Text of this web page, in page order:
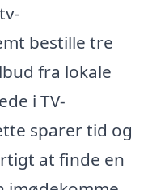
bestille tre
fra lokale
i TV-
sparer tid og
at finde en